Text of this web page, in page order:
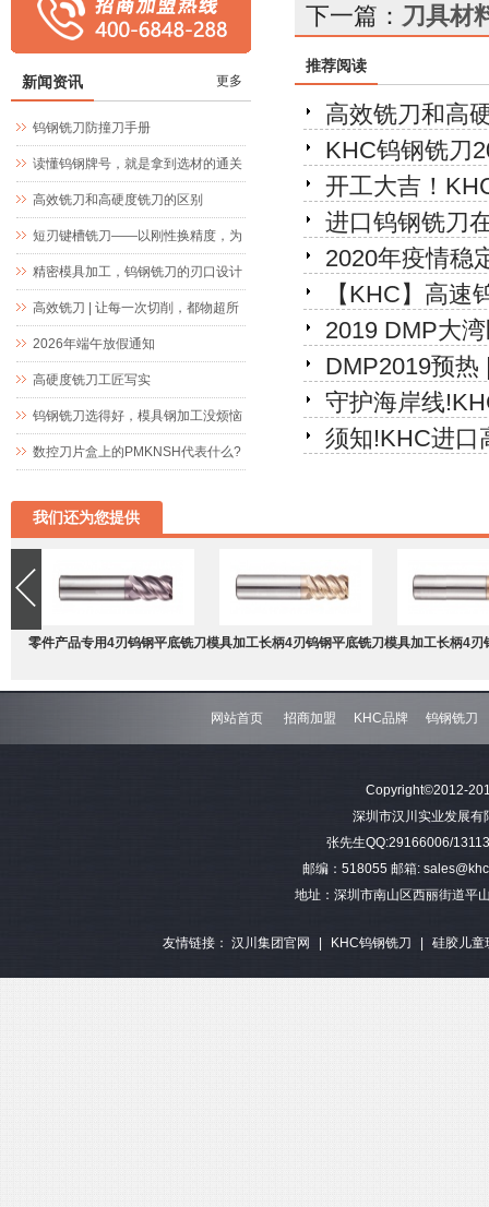
下一篇： 刀具材
推荐阅读
高效铣刀和高
KHC钨钢铣刀
开工大吉！
进口钨钢铣刀
2020年疫情稳
【KHC】高
2019 DMP大
DMP2019预
邀约!
守护海岸线
须知!KHC进口
新闻资讯 更多
钨钢铣刀防撞刀手册
读懂钨钢牌号，就是拿到选材的通关
文牒
高效铣刀和高硬度铣刀的区别
短刃键槽铣刀——以刚性换精度，为
精密键槽加工而生
精密模具加工，钨钢铣刀的刃口设计
究竟藏着什么玄机
高效铣刀 | 让每一次切削，都物超所
值
2026年端午放假通知
高硬度铣刀工匠写实
钨钢铣刀选得好，模具钢加工没烦恼
数控刀片盒上的PMKNSH代表什么?
我们还为您提供
零件产品专用4刃钨钢平底铣刀模具加工长柄4刃钨钢平底铣刀模具加工长柄4刃
钢平底
网站首页 招商加盟 KHC品牌 钨钢铣刀
Copyright©2012-
深圳市汉川实业发展
张先生QQ:29166006/
邮编：518055 邮箱:
地址：深圳市南山区西丽街道平
友情链接： 汉川集团官网 | KHC钨钢铣刀 | 硅胶儿童